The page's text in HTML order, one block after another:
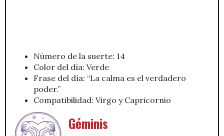
Número de la suerte: 14
Color del día: Verde
Frase del día: “La calma es el verdadero
poder.”
Compatibilidad: Virgo y Capricornio
Géminis